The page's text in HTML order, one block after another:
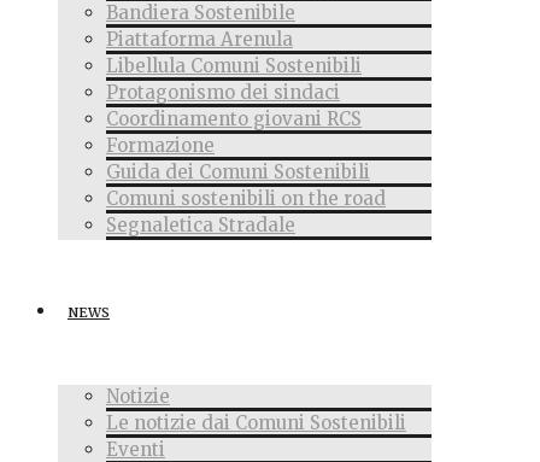
Bandiera Sostenibile
Piattaforma Arenula
Libellula Comuni Sostenibili
Protagonismo dei sindaci
Coordinamento giovani RCS
Formazione
Guida dei Comuni Sostenibili
Comuni sostenibili on the road
Segnaletica Stradale
NEWS
Notizie
Le notizie dai Comuni Sostenibili
Eventi